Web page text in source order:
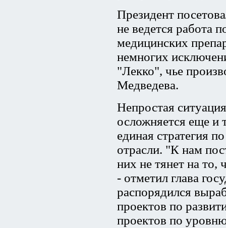
Президент
не ведется работа
медицинских
немногих
"Лекко", чье
Медведева.
Непростая
осложняется еще и
единая стратегия
отрасли. "К нам
них не тянет на то,
- отметил глава
распорядился
проектов по
проектов по